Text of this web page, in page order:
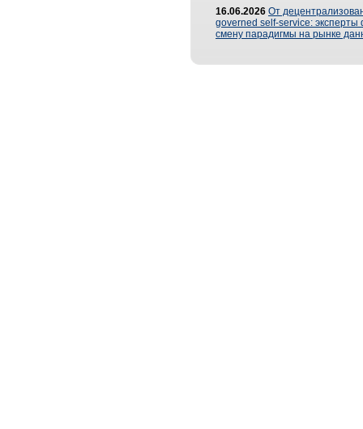
16.06.2026 От
governed self-service: эксперты
смену парадигмы на рынке